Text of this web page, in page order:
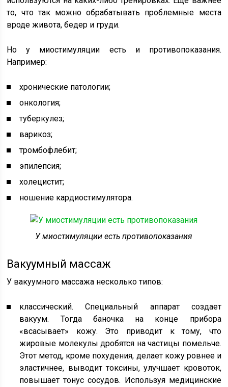
то, что так можно обрабатывать проблемные места
вроде живота, бедер и груди.
Но у миостимуляции есть и противопоказания.
Например:
хронические патологии;
онкология;
туберкулез;
варикоз;
тромбофлебит;
эпилепсия;
холецистит;
ношение кардиостимулятора.
У миостимуляции есть противопоказания
Вакуумный массаж
У вакуумного массажа несколько типов:
классический. Специальный аппарат создает
вакуум. Тогда баночка на конце прибора
«всасывает» кожу. Это приводит к тому, что
жировые молекулы дробятся на частицы помельче.
Этот метод, кроме похудения, делает кожу ровнее и
эластичнее, выводит токсины, улучшает кровоток,
повышает тонус сосудов. Используя медицинские